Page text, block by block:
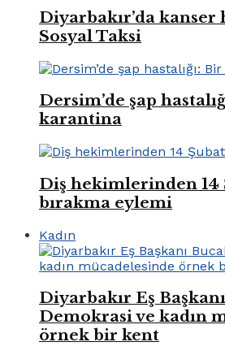
Diyarbakır’da kanser
Sosyal Taksi
Dersim’de şap
karantina
Diş hekimlerinden 14
bırakma eylemi
Kadın
Diyarbakır Eş
Demokrasi ve kadın
örnek bir kent